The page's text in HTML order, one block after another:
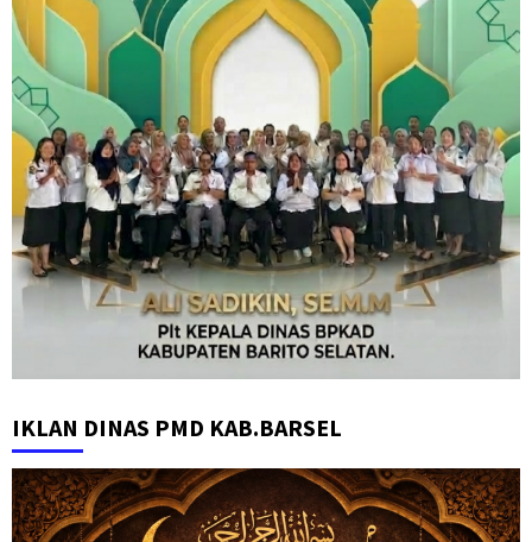
IKLAN DINAS PMD KAB.BARSEL